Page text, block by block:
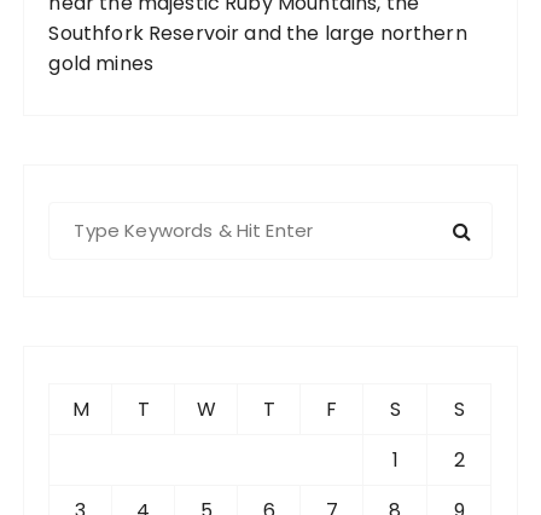
Southfork Reservoir and the large northern
gold mines
M T W T F S
S
1
2